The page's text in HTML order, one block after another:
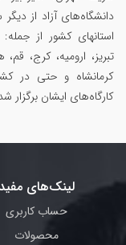
دانشگاه‌های آزاد از
استانهای کشور از جمله:
تبریز، ارومیه، کرج،
کرمانشاه و حتی در
کارگاه‌های ایشان برگزار
لینک‌های
حساب کاربری
محصولات